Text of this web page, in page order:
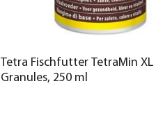
Tetra Fischfutter TetraMin XL
Granules, 250 ml